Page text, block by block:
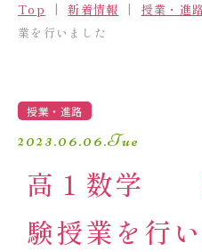
学校紹介
学園生活
進路・進学
入試情報
Top 新着情報 授業・進路
業を行いました
授業・進路
2023.06.06.Tue
高１数学
験授業を行